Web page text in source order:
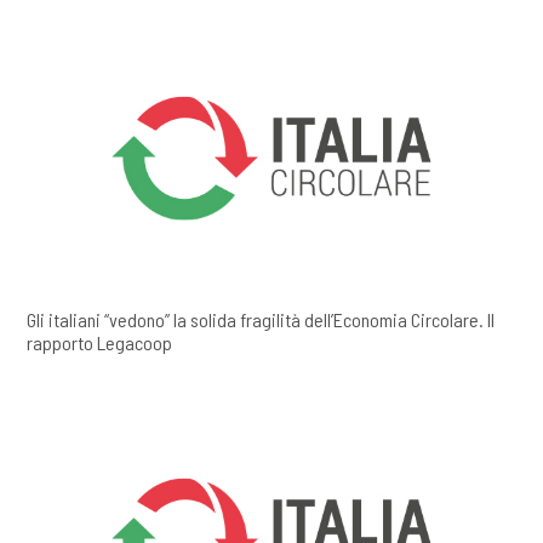
Gli italiani “vedono” la solida fragilità dell’Economia Circolare. Il
rapporto Legacoop